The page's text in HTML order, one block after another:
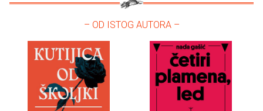
– OD ISTOG AUTORA –